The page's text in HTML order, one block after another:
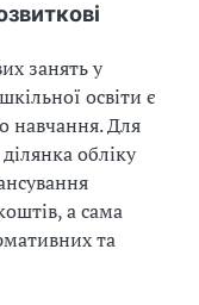
занять у
освіти є
навчання. Для
обліку
а сама
та